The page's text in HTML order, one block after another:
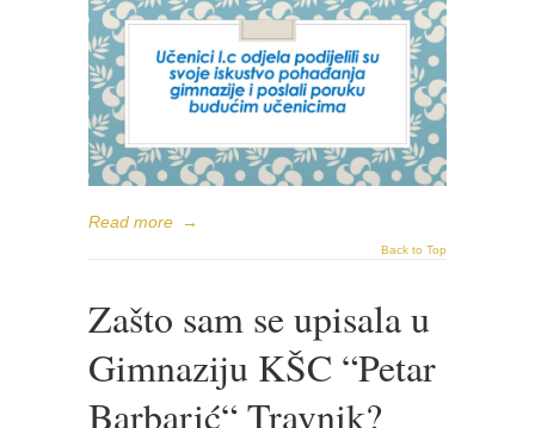
Read more →
Back to Top
Zašto sam se upisala u
Gimnaziju KŠC “Petar
Barbarić“ Travnik?